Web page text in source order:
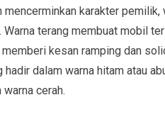
mencerminkan karakter
Warna terang membuat mobil
kesan ramping dan
hadir dalam warna hitam atau
warna cerah.